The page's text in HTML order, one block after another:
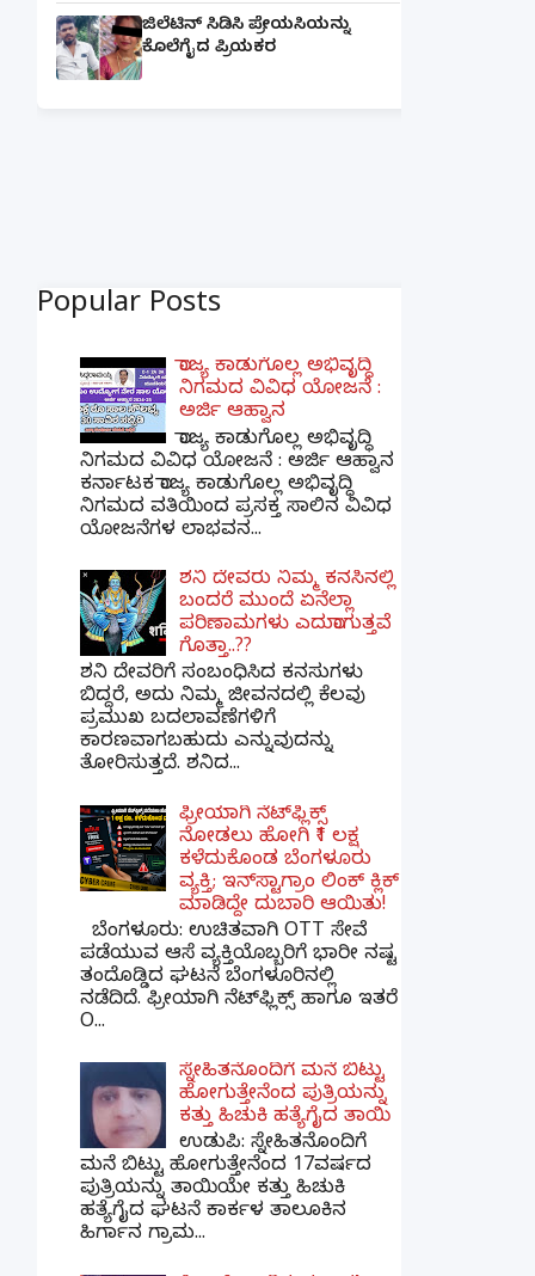
ಜಿಲೆಟಿನ್ ಸಿಡಿಸಿ ಪ್ರೇಯಸಿಯನ್ನು
ಕೊಲೆಗೈದ ಪ್ರಿಯಕರ
Popular Posts
ರಾಜ್ಯ ಕಾಡುಗೊಲ್ಲ ಅಭಿವೃದ್ಧಿ
ನಿಗಮದ ವಿವಿಧ ಯೋಜನೆ :
ಅರ್ಜಿ ಆಹ್ವಾನ
ರಾಜ್ಯ ಕಾಡುಗೊಲ್ಲ ಅಭಿವೃದ್ಧಿ
ನಿಗಮದ ವಿವಿಧ ಯೋಜನೆ : ಅರ್ಜಿ ಆಹ್ವಾನ
ಕರ್ನಾಟಕ ರಾಜ್ಯ ಕಾಡುಗೊಲ್ಲ ಅಭಿವೃದ್ಧಿ
ನಿಗಮದ ವತಿಯಿಂದ ಪ್ರಸಕ್ತ ಸಾಲಿನ ವಿವಿಧ
ಯೋಜನೆಗಳ ಲಾಭವನ...
ಶನಿ ದೇವರು ನಿಮ್ಮ ಕನಸಿನಲ್ಲಿ
ಬಂದರೆ ಮುಂದೆ ಏನೆಲ್ಲಾ
ಪರಿಣಾಮಗಳು ಎದುರಾಗುತ್ತವೆ
ಗೊತ್ತಾ..??
ಶನಿ ದೇವರಿಗೆ ಸಂಬಂಧಿಸಿದ ಕನಸುಗಳು
ಬಿದ್ದರೆ, ಅದು ನಿಮ್ಮ ಜೀವನದಲ್ಲಿ ಕೆಲವು
ಪ್ರಮುಖ ಬದಲಾವಣೆಗಳಿಗೆ
ಕಾರಣವಾಗಬಹುದು ಎನ್ನುವುದನ್ನು
ತೋರಿಸುತ್ತದೆ. ಶನಿದ...
ಫ್ರೀಯಾಗಿ ನೆಟ್‌ಫ್ಲಿಕ್ಸ್
ನೋಡಲು ಹೋಗಿ ₹1 ಲಕ್ಷ
ಕಳೆದುಕೊಂಡ ಬೆಂಗಳೂರು
ವ್ಯಕ್ತಿ; ಇನ್‌ಸ್ಟಾಗ್ರಾಂ ಲಿಂಕ್ ಕ್ಲಿಕ್
ಮಾಡಿದ್ದೇ ದುಬಾರಿ ಆಯಿತು!
ಬೆಂಗಳೂರು: ಉಚಿತವಾಗಿ OTT ಸೇವೆ
ಪಡೆಯುವ ಆಸೆ ವ್ಯಕ್ತಿಯೊಬ್ಬರಿಗೆ ಭಾರೀ ನಷ್ಟ
ತಂದೊಡ್ಡಿದ ಘಟನೆ ಬೆಂಗಳೂರಿನಲ್ಲಿ
ನಡೆದಿದೆ. ಫ್ರೀಯಾಗಿ ನೆಟ್‌ಫ್ಲಿಕ್ಸ್ ಹಾಗೂ ಇತರೆ
O...
ಸ್ನೇಹಿತನೊಂದಿಗೆ ಮನೆ ಬಿಟ್ಟು
ಹೋಗುತ್ತೇನೆಂದ ಪುತ್ರಿಯನ್ನು
ಕತ್ತು ಹಿಚುಕಿ ಹತ್ಯೆಗೈದ ತಾಯಿ
ಉಡುಪಿ: ಸ್ನೇಹಿತನೊಂದಿಗೆ
ಮನೆ ಬಿಟ್ಟು ಹೋಗುತ್ತೇನೆಂದ 17ವರ್ಷದ
ಪುತ್ರಿಯನ್ನು ತಾಯಿಯೇ ಕತ್ತು ಹಿಚುಕಿ
ಹತ್ಯೆಗೈದ ಘಟನೆ ಕಾರ್ಕಳ ತಾಲೂಕಿನ
ಹಿರ್ಗಾನ ಗ್ರಾಮ...